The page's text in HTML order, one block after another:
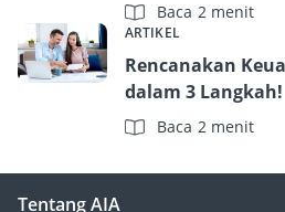
Baca 2 menit
ARTIKEL
Rencanakan
dalam 3 Langkah!
Baca 2 menit
Tentang AIA